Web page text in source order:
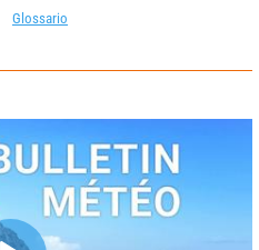
Glossario